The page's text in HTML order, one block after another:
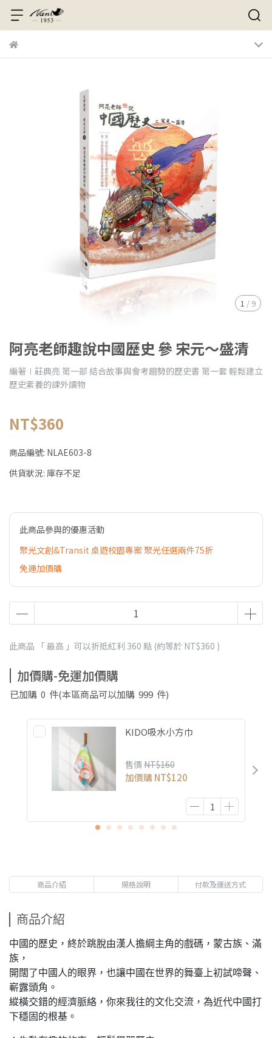
1 / 9
阿亮老師趣說中國歷史 參 宋元～盛清
編著∣莊典亮 第一部 結合故事與會考趨勢的歷史書 第一套 輕鬆建立
歷史素養的課外讀物
NT$360
商品編號: NLAE603-8
供貨狀況: 庫存不足
此商品參與的優惠活動
聚光文創&Transit 桌遊校園專案 聚光任選兩件75折
免運加價購
此商品 「 最高 」可以折抵紅利 360 點 (約等於 NT$360 )
加價購-免運加價購
已加購 0 件(本區商品可以加購 999 件)
KIDO吸水小方巾
售價 NT$160
加價購NT$120
商品介紹 規格說明 付款及運送方式
商品介紹
中國的歷史，終於跳脫由漢人擔綱主角的戲碼，蒙古族、滿
族，
開闊了中國人的眼界，也讓中國在世界的舞臺上初試啼聲、
嶄露頭角。
縱橫交錯的經濟脈絡，你來我往的文化交流，為近代中國打
下穩固的根基。